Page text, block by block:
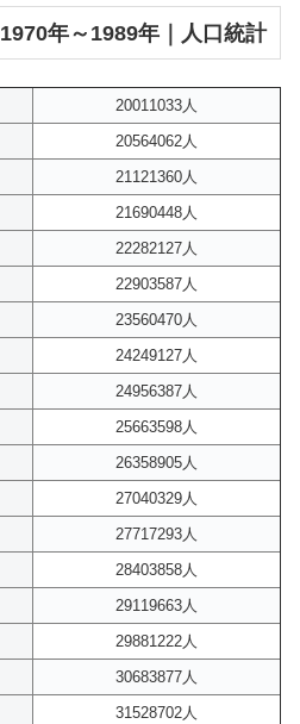
年～1989年｜人口統計
20011033人
20564062人
21121360人
21690448人
22282127人
22903587人
23560470人
24249127人
24956387人
25663598人
26358905人
27040329人
27717293人
28403858人
29119663人
29881222人
30683877人
31528702人